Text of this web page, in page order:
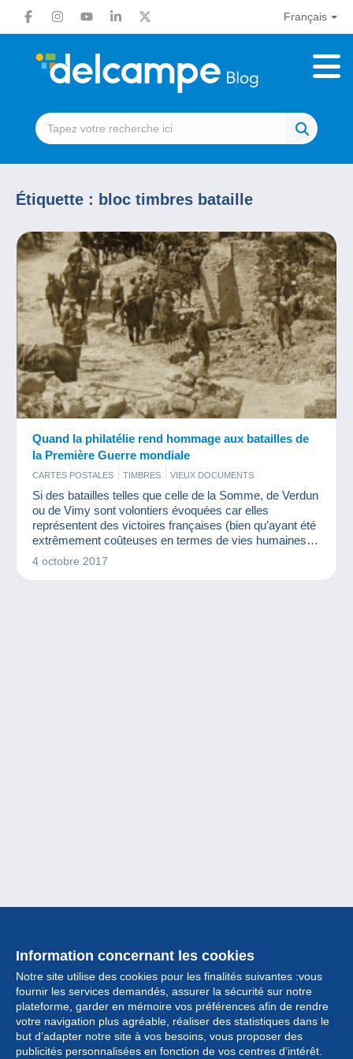
Français
Étiquette : bloc timbres bataille
Quand la philatélie rend hommage aux batailles de
la Première Guerre mondiale
CARTES POSTALES TIMBRES VIEUX DOCUMENTS
Si des batailles telles que celle de la Somme, de Verdun
ou de Vimy sont volontiers évoquées car elles
représentent des victoires françaises (bien qu’ayant été
extrêmement coûteuses en termes de vies humaines),
la bataille du Chemin des Dames est plus souvent
4 octobre 2017
Information concernant les cookies
Notre site utilise des cookies pour les finalités suivantes :vous
fournir les services demandés, assurer la sécurité sur notre
plateforme, garder en mémoire vos préférences afin de rendre
votre navigation plus agréable, réaliser des statistiques dans le
but d’adapter notre site à vos besoins, vous proposer des
publicités personnalisées en fonction de vos centres d’intérêt.
Collection